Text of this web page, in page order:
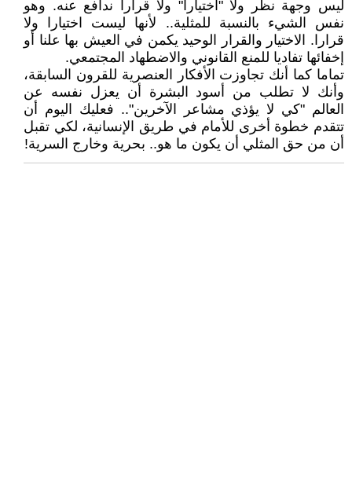
ليس وجهة نظر ولا "اختيارا" ولا قرارا ندافع عنه. وهو
نفس الشيء بالنسبة للمثلية.. لأنها ليست اختيارا ولا
قرارا. الاختيار والقرار الوحيد يكمن في العيش بها علنا أو
إخفائها تفاديا للمنع القانوني والاضطهاد المجتمعي.
تماما كما أنك تجاوزت الأفكار العنصرية للقرون السابقة،
وأنك لا تطلب من أسود البشرة أن يعزل نفسه عن
العالم "كي لا يؤذي مشاعر الآخرين".. فعليك اليوم أن
تتقدم خطوة أخرى للأمام في طريق الإنسانية، لكي تقبل
أن من حق المثلي أن يكون ما هو.. بحرية وخارج السرية!